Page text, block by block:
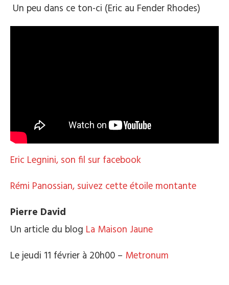
Un peu dans ce ton-ci (Eric au Fender Rhodes)
Eric Legnini, son fil sur facebook
Rémi Panossian, suivez cette étoile montante
Pierre David
Un article du blog La Maison Jaune
Le jeudi 11 février à 20h00 – Metronum